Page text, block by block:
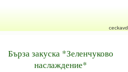
ceckavd
Бърза закуска *Зеленчуково
наслаждение*